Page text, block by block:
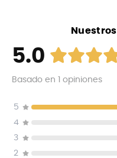
5.0
Basado en opiniones
5
4
3
2